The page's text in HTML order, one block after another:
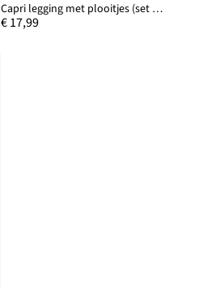
Capri legging met plooitjes (set van 2)
€ 17,99